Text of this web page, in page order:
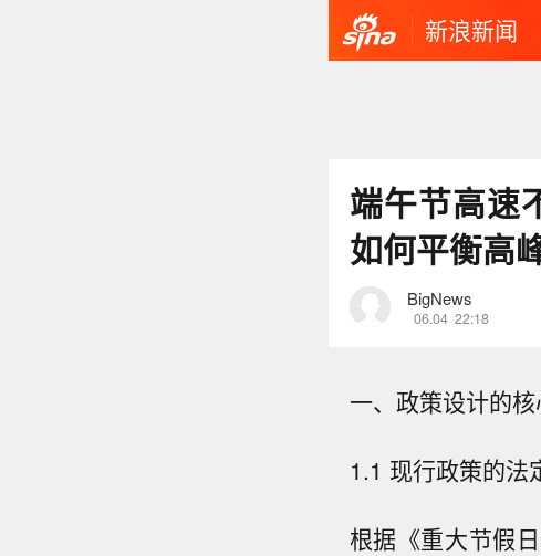
新浪新闻
端午节高速
如何平衡高
BigNews
06.04 22:18
一、政策设计的
1.1 现行政策的法
根据《重大节假